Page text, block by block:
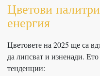
Цветови
енергия
Цветовете на 2025 ще са
да липсват и изненади.
тенденции: